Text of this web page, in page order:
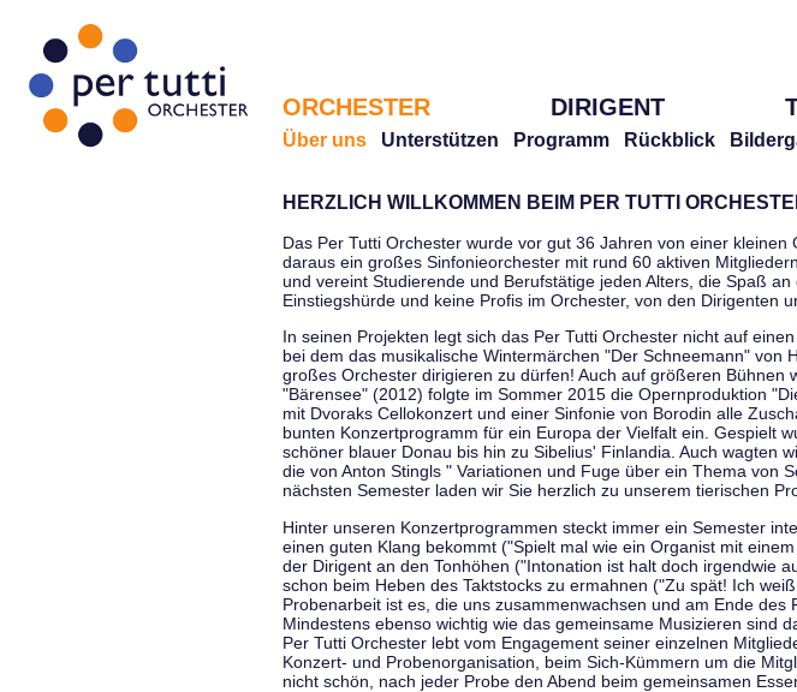
ORCHESTER DIRIGENT
Über uns Unterstützen Programm Rückblick
HERZLICH WILLKOMMEN BEIM PER TUTTI
Das Per Tutti Orchester wurde vor gut 36 Jahren von einer
daraus ein großes Sinfonieorchester mit rund 60 aktiven
und vereint Studierende und Berufstätige jeden Alters, die Spaß
Einstiegshürde und keine Profis im Orchester, von den Dirigenten
In seinen Projekten legt sich das Per Tutti Orchester nicht auf
bei dem das musikalische Wintermärchen "Der Schneemann"
großes Orchester dirigieren zu dürfen! Auch auf größeren
"Bärensee" (2012) folgte im Sommer 2015 die Opernproduktion
mit Dvoraks Cellokonzert und einer Sinfonie von Borodin alle
bunten Konzertprogramm für ein Europa der Vielfalt ein. Gespielt
schöner blauer Donau bis hin zu Sibelius' Finlandia. Auch wagten
die von Anton Stingls " Variationen und Fuge über ein Thema von
nächsten Semester laden wir Sie herzlich zu unserem tierischen
Hinter unseren Konzertprogrammen steckt immer ein Semester
einen guten Klang bekommt ("Spielt mal wie ein Organist mit
der Dirigent an den Tonhöhen ("Intonation ist halt doch irgendwie
schon beim Heben des Taktstocks zu ermahnen ("Zu spät! Ich
Probenarbeit ist es, die uns zusammenwachsen und am Ende
Mindestens ebenso wichtig wie das gemeinsame Musizieren sind
Per Tutti Orchester lebt vom Engagement seiner einzelnen
Konzert- und Probenorganisation, beim Sich-Kümmern um die
nicht schön, nach jeder Probe den Abend beim gemeinsamen